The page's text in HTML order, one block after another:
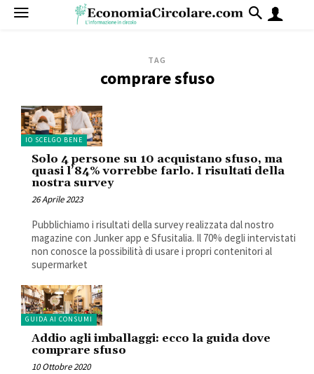
TAG
comprare sfuso
IO SCELGO BENE
Solo 4 persone su 10 acquistano sfuso, ma
quasi l’84% vorrebbe farlo. I risultati della
nostra survey
26 Aprile 2023
Pubblichiamo i risultati della survey realizzata dal nostro
magazine con Junker app e Sfusitalia. Il 70% degli intervistati
non conosce la possibilità di usare i propri contenitori al
supermarket
GUIDA AI CONSUMI
Addio agli imballaggi: ecco la guida dove
comprare sfuso
10 Ottobre 2020